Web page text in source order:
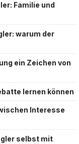
Familie und
warum der
ein Zeichen von
lernen können
Interesse
selbst mit